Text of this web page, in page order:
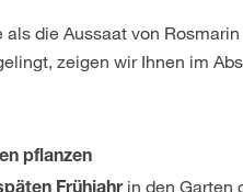
die Aussaat von
zeigen wir Ihnen im
pflanzen
in den Garten